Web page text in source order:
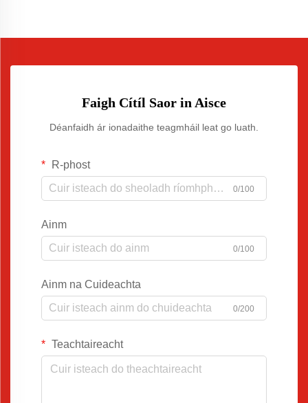
Faigh Cítíl Saor in Aisce
Déanfaidh ár ionadaithe teagmháil leat go luath.
R-phost
0/100
Ainm
0/100
Ainm na Cuideachta
0/200
Teachtaireacht